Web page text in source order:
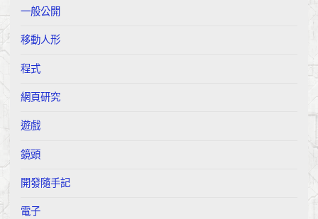
一般公開
移動人形
程式
網頁研究
遊戲
鏡頭
開發隨手記
電子